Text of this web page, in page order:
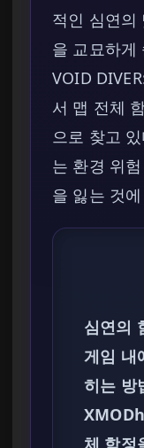
적인 심연의
을 교묘하게
VOID
서 맵 전체
으로 찾고
는 환경 위
을 잃는 것
심연의
게임 내
히는 방
체 함정